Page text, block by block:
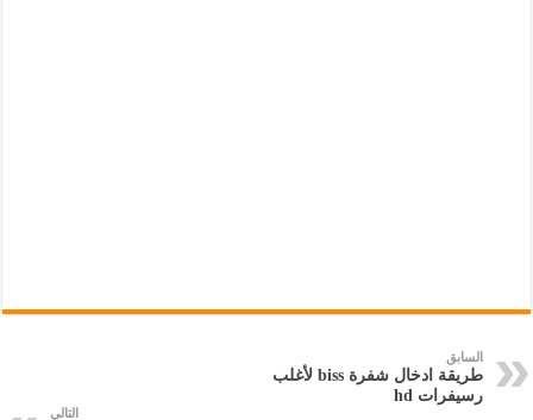
السابق
طريقة ادخال شفرة biss لأغلب
رسيفرات hd
التالي